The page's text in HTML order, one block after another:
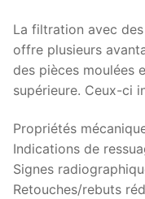
La filtration avec
offre plusieurs
des pièces moulées
supérieure. Ceux-ci
Propriétés
Indications de
Signes
Retouches/rebuts